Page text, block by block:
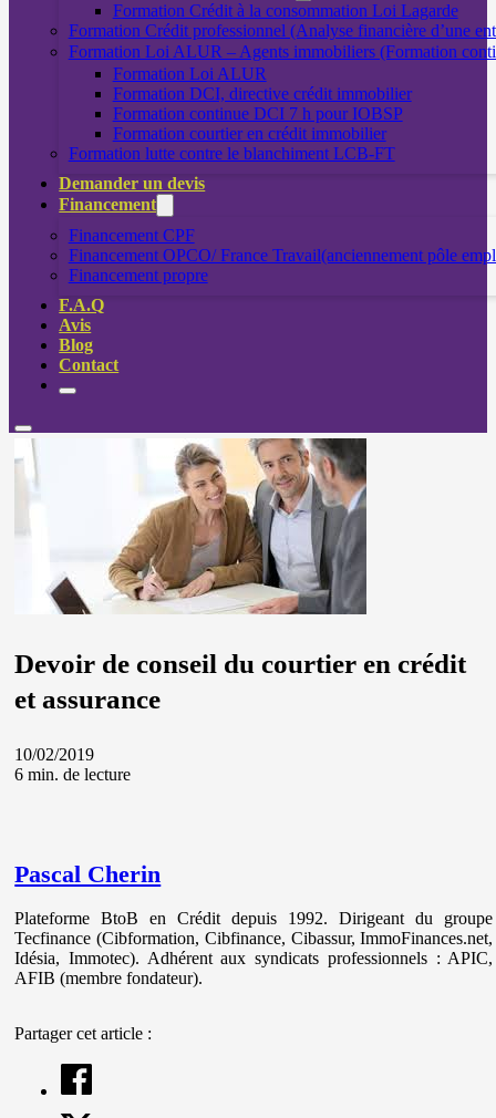
Formation Crédit à la consommation Loi Lagarde
Formation Crédit professionnel (Analyse financière d’une
Formation Loi ALUR – Agents immobiliers (Formation
Formation Loi ALUR
Formation DCI, directive crédit immobilier
Formation continue DCI 7 h pour IOBSP
Formation courtier en crédit immobilier
Formation lutte contre le blanchiment LCB-FT
Demander un devis
Financement
Financement CPF
Financement OPCO/ France Travail(anciennement pôle
Financement propre
F.A.Q
Avis
Blog
Contact
Devoir de conseil du courtier en crédit
et assurance
10/02/2019
6 min. de lecture
Pascal Cherin
Plateforme BtoB en Crédit depuis 1992. Dirigeant du groupe
Tecfinance (Cibformation, Cibfinance, Cibassur, ImmoFinances.net,
Idésia, Immotec). Adhérent aux syndicats professionnels : APIC,
AFIB (membre fondateur).
Partager cet article :